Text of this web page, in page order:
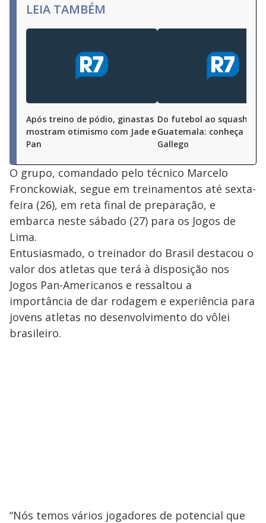
LEIA TAMBÉM
Após treino de pódio, ginastas
mostram otimismo com Jade e
Pan
Do futebol ao squash na
Guatemala: conheça
Gallego
O grupo, comandado pelo técnico Marcelo
Fronckowiak, segue em treinamentos até sexta-
feira (26), em reta final de preparação, e
embarca neste sábado (27) para os Jogos de
Lima.
Entusiasmado, o treinador do Brasil destacou o
valor dos atletas que terá à disposição nos
Jogos Pan-Americanos e ressaltou a
importância de dar rodagem e experiência para
jovens atletas no desenvolvimento do vôlei
brasileiro.
“Nós temos vários jogadores de potencial que